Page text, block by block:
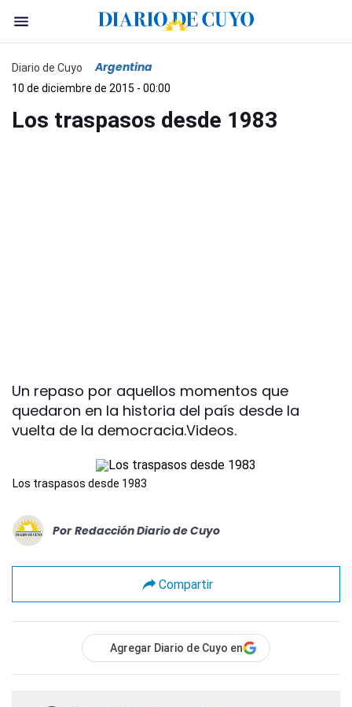
Diario de Cuyo Argentina
10 de diciembre de 2015 - 00:00
Los traspasos desde 1983
Un repaso por aquellos momentos que
quedaron en la historia del país desde la
vuelta de la democracia.Videos.
Los traspasos desde 1983
Por Redacción Diario de Cuyo
Compartir
Agregar Diario de Cuyo en